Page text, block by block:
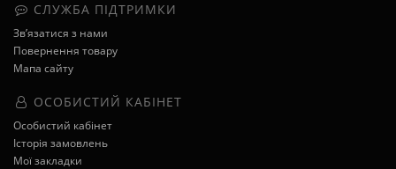
СЛУЖБА ПІДТРИМКИ
Зв’язатися з нами
Повернення товару
Мапа сайту
ОСОБИСТИЙ КАБІНЕТ
Особистий кабінет
Історія замовлень
Мої закладки